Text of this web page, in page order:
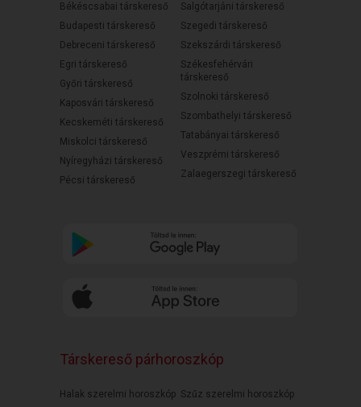
Békéscsabai társkereső
Budapesti társkereső
Debreceni társkereső
Egri társkereső
Győri társkereső
Kaposvári társkereső
Kecskeméti társkereső
Miskolci társkereső
Nyíregyházi társkereső
Pécsi társkereső
Salgótarjáni társkereső
Szegedi társkereső
Szekszárdi társkereső
Székesfehérvári
társkereső
Szolnoki társkereső
Szombathelyi társkereső
Tatabányai társkereső
Veszprémi társkereső
Zalaegerszegi társkereső
Társkereső párhoroszkóp
Halak szerelmi horoszkóp Szűz szerelmi horoszkóp